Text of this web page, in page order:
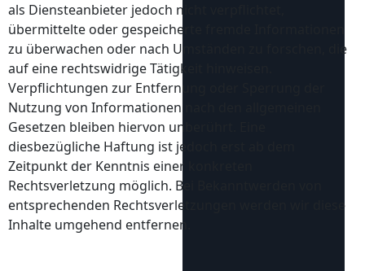
als Diensteanbieter jedoch nicht verpflichtet,
übermittelte oder gespeicherte fremde Informationen
zu überwachen oder nach Umständen zu forschen, die
auf eine rechtswidrige Tätigkeit hinweisen.
Verpflichtungen zur Entfernung oder Sperrung der
Nutzung von Informationen nach den allgemeinen
Gesetzen bleiben hiervon unberührt. Eine
diesbezügliche Haftung ist jedoch erst ab dem
Zeitpunkt der Kenntnis einer konkreten
Rechtsverletzung möglich. Bei Bekanntwerden von
entsprechenden Rechtsverletzungen werden wir diese
Inhalte umgehend entfernen.